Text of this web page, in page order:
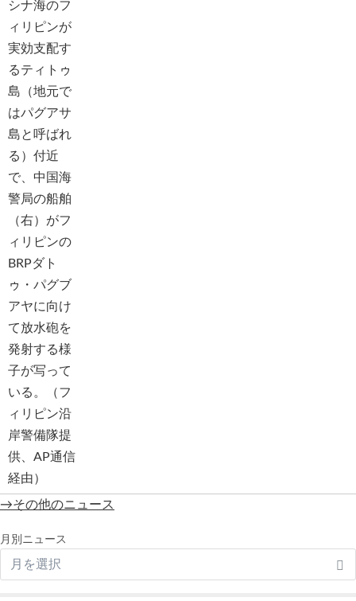
→その他のニュース
月別ニュース